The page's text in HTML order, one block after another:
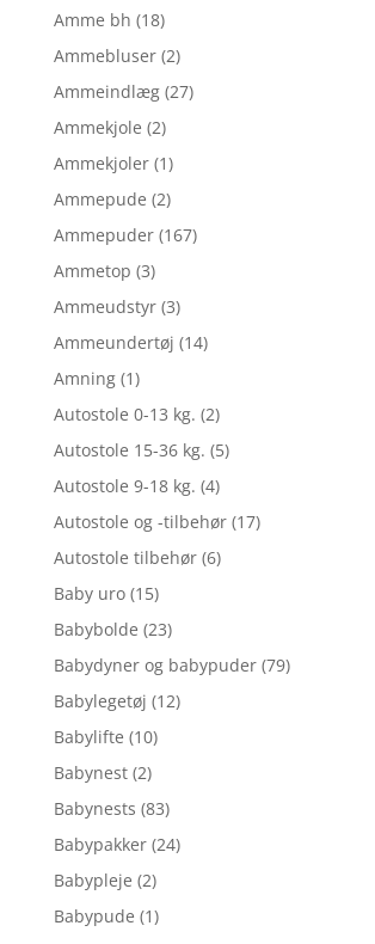
Amme bh (18)
Ammebluser (2)
Ammeindlæg (27)
Ammekjole (2)
Ammekjoler (1)
Ammepude (2)
Ammepuder (167)
Ammetop (3)
Ammeudstyr (3)
Ammeundertøj (14)
Amning (1)
Autostole 0-13 kg. (2)
Autostole 15-36 kg. (5)
Autostole 9-18 kg. (4)
Autostole og -tilbehør (17)
Autostole tilbehør (6)
Baby uro (15)
Babybolde (23)
Babydyner og babypuder (79)
Babylegetøj (12)
Babylifte (10)
Babynest (2)
Babynests (83)
Babypakker (24)
Babypleje (2)
Babypude (1)